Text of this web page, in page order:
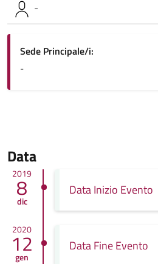
-
Sede Principale/i:
-
Data
2019
8
dic
Data Inizio Evento
2020
12
gen
Data Fine Evento